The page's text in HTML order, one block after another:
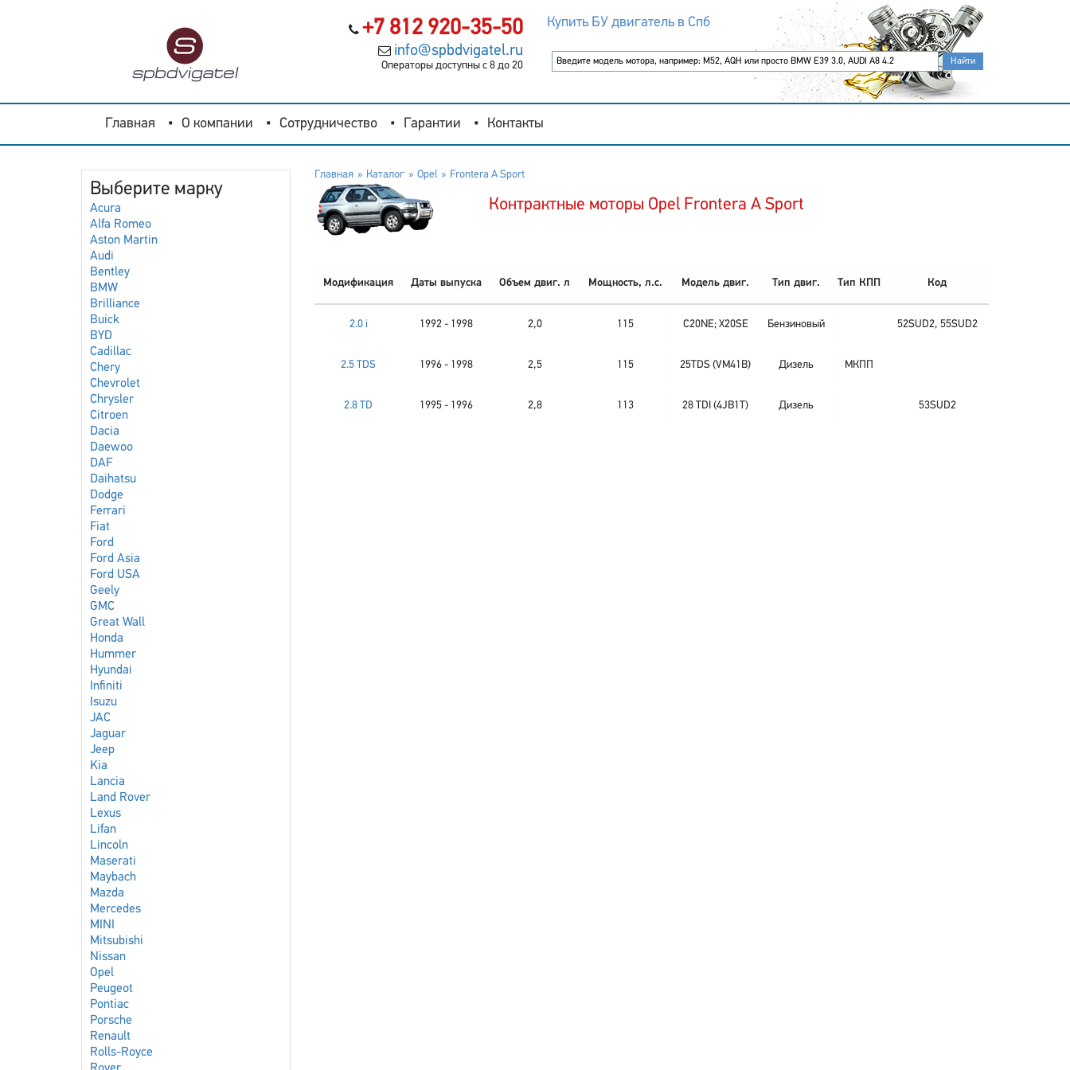
+7 812 920-35-50
info@spbdvigatel.ru
Операторы доступны с 8 до 20
Купить БУ двигатель в Спб
Главная О компании Сотрудничество Гарантии Контакты
Выберите марку
Acura
Alfa Romeo
Aston Martin
Audi
Bentley
BMW
Brilliance
Buick
BYD
Cadillac
Chery
Chevrolet
Chrysler
Citroen
Dacia
Daewoo
DAF
Daihatsu
Dodge
Ferrari
Fiat
Ford
Ford Asia
Ford USA
Geely
GMC
Great Wall
Honda
Hummer
Hyundai
Infiniti
Isuzu
JAC
Jaguar
Jeep
Kia
Lancia
Land Rover
Lexus
Lifan
Lincoln
Maserati
Maybach
Mazda
Mercedes
MINI
Mitsubishi
Nissan
Opel
Peugeot
Pontiac
Porsche
Renault
Rolls-Royce
Главная Каталог Opel Frontera A Sport
Контрактные моторы Opel Frontera A Sport
Модификация Даты выпуска Объем двиг. л Мощность, л.с. Модель двиг. Тип двиг. Тип КПП Код
2.0 i 1992 - 1998 2,0 115 C20NE; X20SE Бензиновый 52SUD2, 55SUD2
2.5 TDS 1996 - 1998 2,5 115 25TDS (VM41B) Дизель МКПП
2.8 TD 1995 - 1996 2,8 113 28 TDI (4JB1T) Дизель 53SUD2